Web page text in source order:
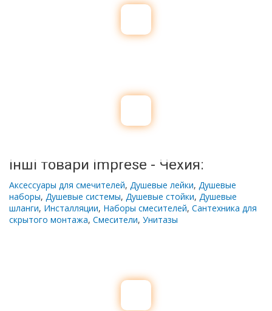
Інші товари Imprese - Чехия:
Аксессуары для смечителей, Душевые лейки, Душевые
наборы, Душевые системы, Душевые стойки, Душевые
шланги, Инсталляции, Наборы смесителей, Сантехника для
скрытого монтажа, Смесители, Унитазы